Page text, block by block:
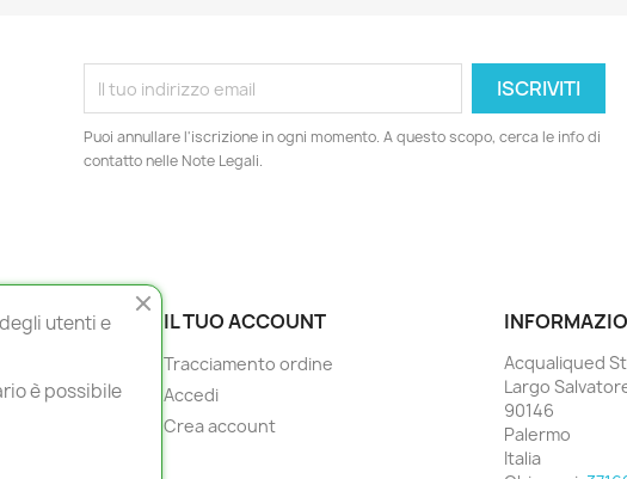
Puoi annullare l'iscrizione in ogni momento. A questo scopo, cerca le info di
contatto nelle Note Legali.
IL TUO ACCOUNT
Tracciamento ordine
Accedi
Crea account
Acqualiqued
Largo
90146
Palermo
Italia
utenti e
è possibile